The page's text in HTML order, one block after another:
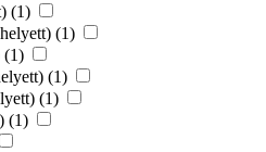
(1)
(1)
(1)
(1)
(1)
(1)